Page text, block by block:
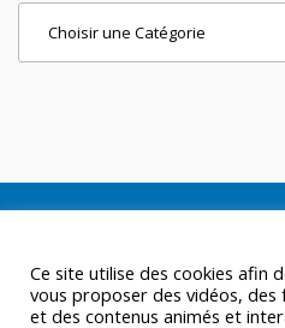
Ce site utilise des cookies afin
vous proposer des vidéos,
et des contenus animés et